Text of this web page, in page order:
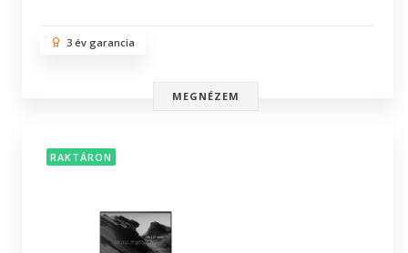
3 év garancia
MEGNÉZEM
RAKTÁRON